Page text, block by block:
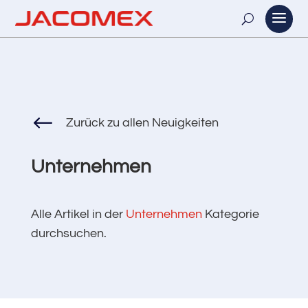
# Zurück zu allen Neuigkeiten
Unternehmen
Alle Artikel in der UnternehmenKategorie
durchsuchen.